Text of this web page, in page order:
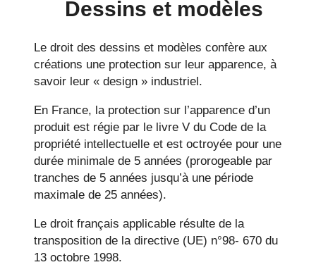
Dessins et modèles
Le droit des dessins et modèles confère aux
créations une protection sur leur apparence, à
savoir leur « design » industriel.
En France, la protection sur l’apparence d’un
produit est régie par le livre V du Code de la
propriété intellectuelle et est octroyée pour une
durée minimale de 5 années (prorogeable par
tranches de 5 années jusqu’à une période
maximale de 25 années).
Le droit français applicable résulte de la
transposition de la directive (UE) n°98- 670 du
13 octobre 1998.